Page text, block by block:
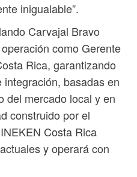
inigualable”.
Carvajal Bravo
como Gerente
Rica, garantizando
basadas en
del mercado local y en
construido por el
Costa Rica
y operará con